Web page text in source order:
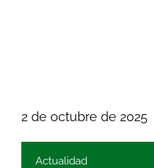
2 de octubre de 2025
Actualidad